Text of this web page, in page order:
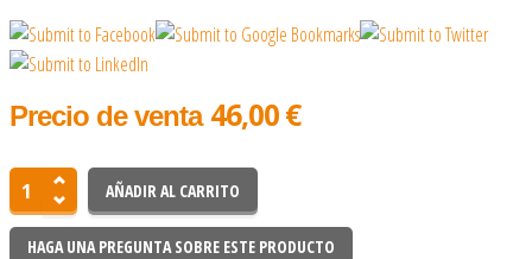
Precio de venta 46,00 €
HAGA UNA PREGUNTA SOBRE ESTE PRODUCTO